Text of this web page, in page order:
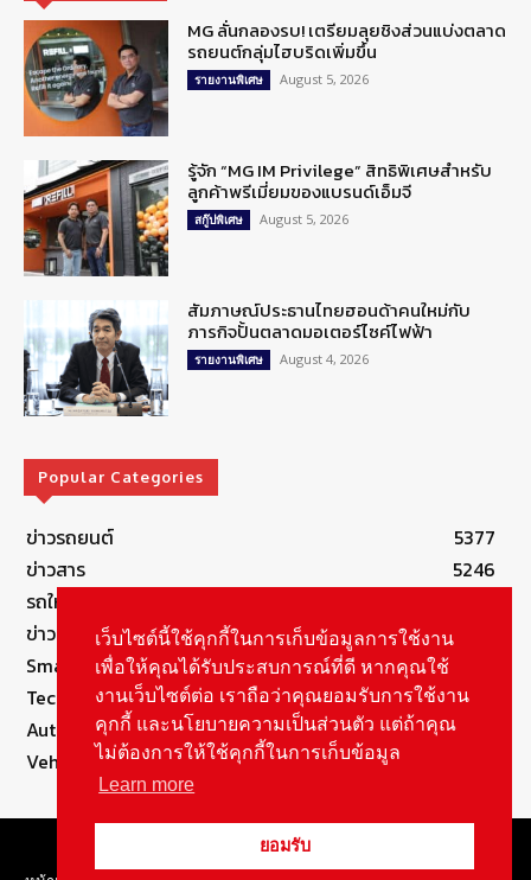
MG ลั่นกลองรบ! เตรียมลุยชิงส่วนแบ่งตลาด
รถยนต์กลุ่มไฮบริดเพิ่มขึ้น
รายงานพิเศษ August 5, 2026
รู้จัก “MG IM Privilege” สิทธิพิเศษสำหรับ
ลูกค้าพรีเมี่ยมของแบรนด์เอ็มจี
สกู๊ปพิเศษ August 5, 2026
สัมภาษณ์ประธานไทยฮอนด้าคนใหม่กับ
ภารกิจปั้นตลาดมอเตอร์ไซค์ไฟฟ้า
รายงานพิเศษ August 4, 2026
Popular Categories
ข่าวรถยนต์
5377
ข่าวสาร
5246
รถใหม่
ข่าวประชาสัมพันธ์
Smart Life
Technology
Autolife Lifestyle
Vehicle
© Copyright 2021, All Rights Reserved Autolifethailand
เว็บไซต์นี้ใช้คุกกี้ในการเก็บข้อมูลการใช้งาน
เพื่อให้คุณได้รับประสบการณ์ที่ดี หากคุณใช้
งานเว็บไซต์ต่อ เราถือว่าคุณยอมรับการใช้งาน
คุกกี้ และนโยบายความเป็นส่วนตัว แต่ถ้าคุณ
ไม่ต้องการให้ใช้คุกกี้ในการเก็บข้อมูล
Learn more
ยอมรับ